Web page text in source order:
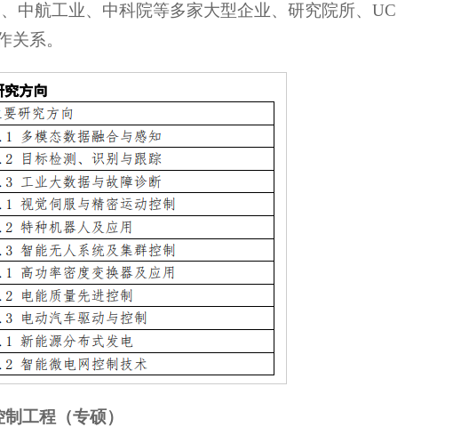
中航工业、中科院等多家大型企业、研究院所、UC
关系。
工程（专硕）